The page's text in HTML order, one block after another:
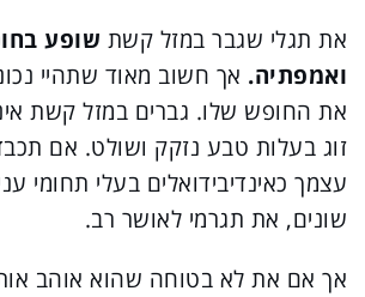
את תגלי שגבר במזל קשת שופע
ואמפתיה. אך חשוב מאוד שתהיי
את החופש שלו. גברים במזל קשת
זוג בעלות טבע נזקק ושולט. אם
עצמך כאינדיבידואלים בעלי תחומי
שונים, את תגרמי לאושר רב.
אך אם את לא בטוחה שהוא אוהב